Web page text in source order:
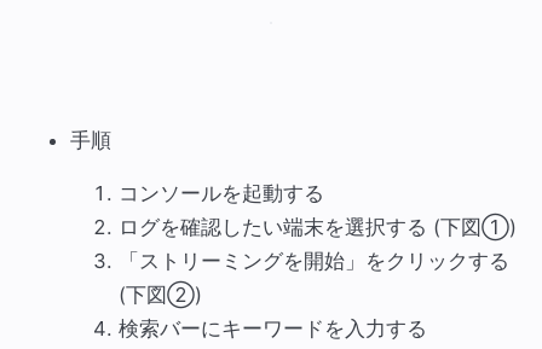
手順
コンソールを起動する
ログを確認したい端末を選択する (下図①)
「ストリーミングを開始」をクリックする
(下図②)
検索バーにキーワードを入力する